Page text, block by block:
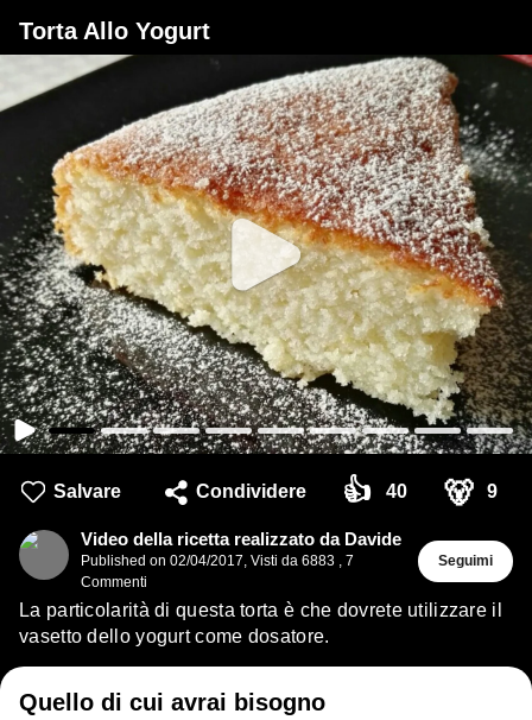
Torta Allo Yogurt
Salvare Condividere 👍 40 🐻 9
Video della ricetta realizzato da Davide
Published on 02/04/2017, Visti da 6883 , 7
Commenti
Seguimi
La particolarità di questa torta è che dovrete utilizzare il
vasetto dello yogurt come dosatore.
Quello di cui avrai bisogno